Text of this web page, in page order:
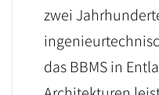
zwei
das BBMS in